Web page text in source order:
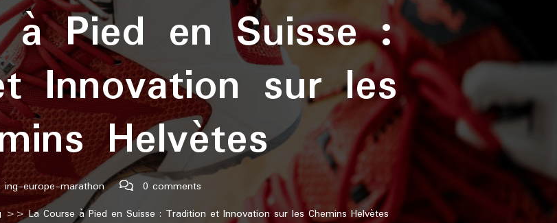
à Pied en Suisse :
Innovation sur les
Helvètes
ing-europe-marathon
0 comments
>> La Course à Pied en Suisse : Tradition et Innovation sur les Chemins Helvètes